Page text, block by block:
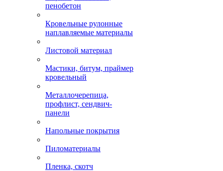
пенобетон
Кровельные рулонные
наплавляемые материалы
Листовой материал
Мастики, битум, праймер
кровельный
Металлочерепица,
профлист, сендвич-
панели
Напольные покрытия
Пиломатериалы
Пленка, скотч